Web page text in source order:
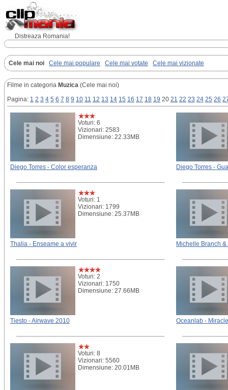
Distreaza Romania!
Cele mai noi Cele mai populare Cele mai votate Cele mai vizionate
Filme in categoria Muzica (Cele mai noi)
Pagina: 1 2 3 4 5 6 7 8 9 10 11 12 13 14 15 16 17 18 19 20 21 22 23 24 25 26
Voturi: 6
Vizionari: 2583
Dimensiune: 22.33MB
Diego Torres - Color esperanza Diego Torres -
Voturi: 1
Vizionari: 1799
Dimensiune: 25.37MB
Thalia - Enseame a vivir Michelle Branch
Voturi: 2
Vizionari: 1750
Dimensiune: 27.66MB
Tiesto - Airwave 2010 Oceanlab - Miracle
Voturi: 8
Vizionari: 5560
Dimensiune: 20.01MB